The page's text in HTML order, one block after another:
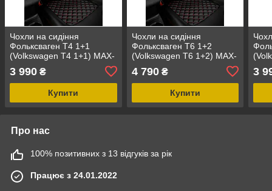
Чохли на сидіння
Фольксваген Т4 1+1
(Volkswagen Т4 1+1) MAX-
арагона
3 990 ₴
Купити
Чохли на сидіння
Фольксваген Т6 1+2
(Volkswagen T6 1+2) MAX-
арагона
4 790₴
Купити
3
Про нас
100% позитивних з 13 відгуків за рік
Працює з 24.01.2022